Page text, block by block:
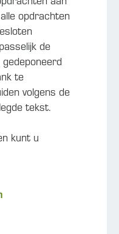
opdrachten
de
te
volgens de
tekst.
kunt u